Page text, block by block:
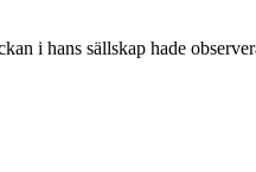
i hans sällskap hade